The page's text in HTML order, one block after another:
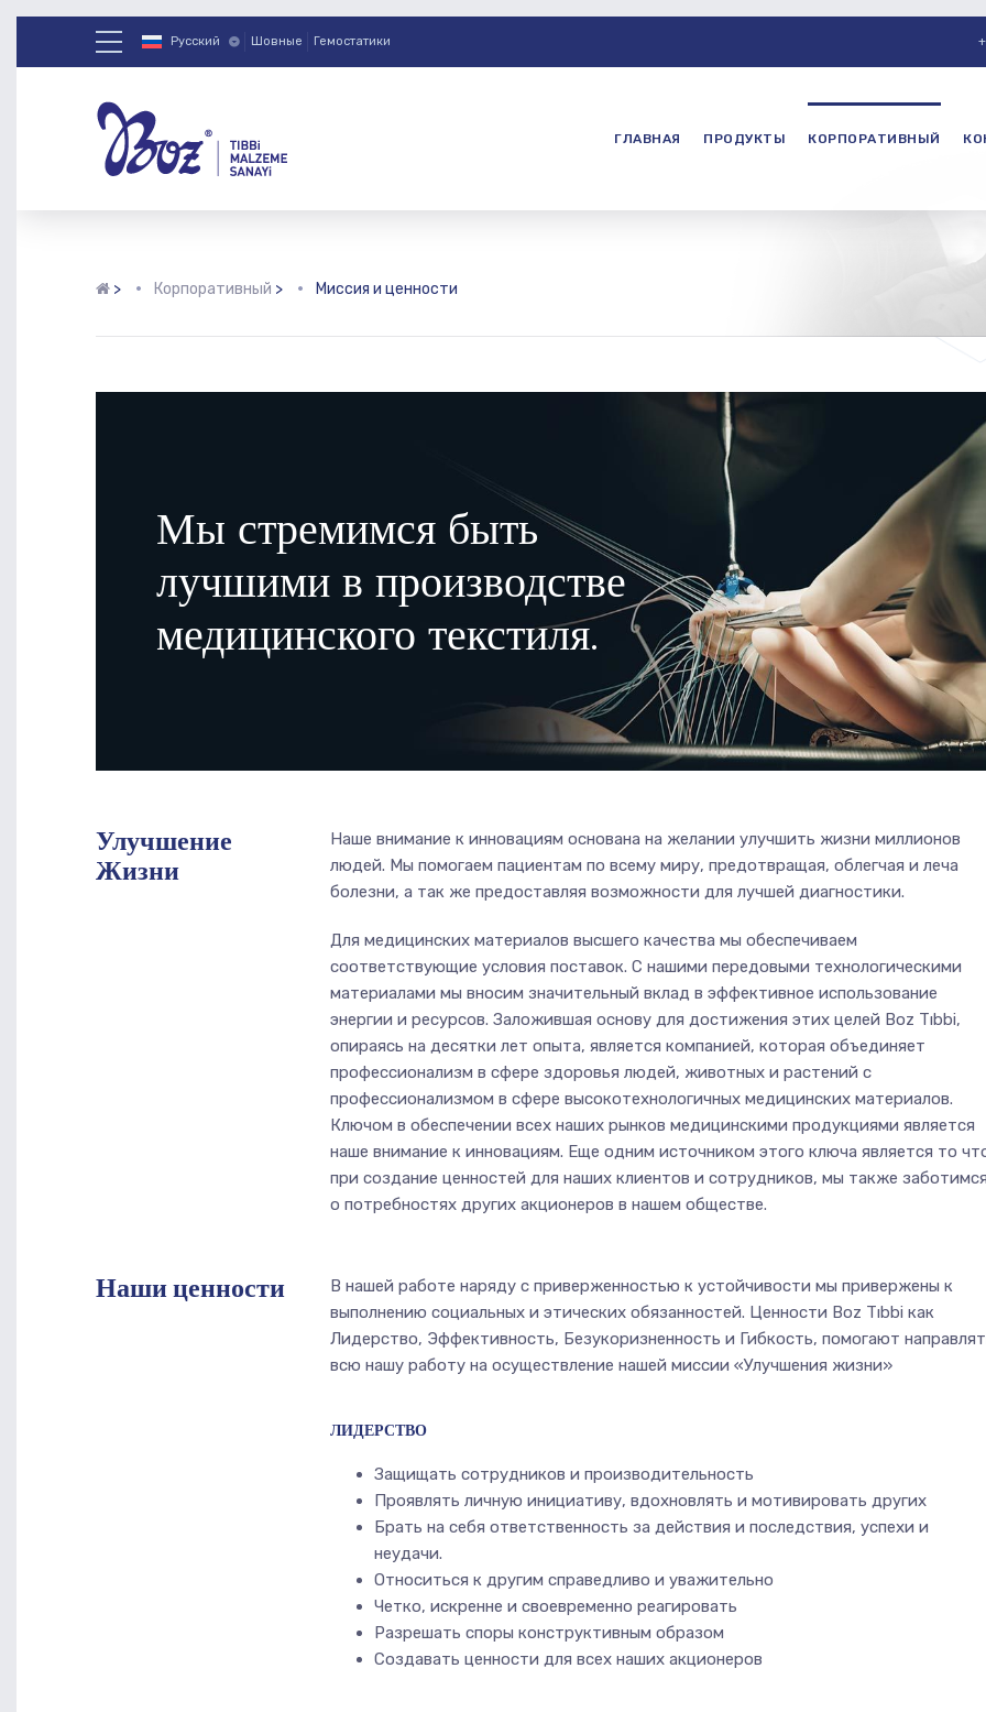
Русский Шовные Гемостатики
ГЛАВНАЯ ПРОДУКТЫ КОРПОРАТИВНЫЙ
> Корпоративный > Миссия и ценности
Мы стремимся быть
лучшими в производстве
медицинского текстиля.
Улучшение
Жизни
Наше внимание к инновациям основана на желании улучшить жизни миллионов
людей. Мы помогаем пациентам по всему миру, предотвращая, облегчая и леча
болезни, а так же предоставляя возможности для лучшей диагностики.
Для медицинских материалов высшего качества мы обеспечиваем
соответствующие условия поставок. С нашими передовыми технологическими
материалами мы вносим значительный вклад в эффективное использование
энергии и ресурсов. Заложившая основу для достижения этих целей Boz Tıbbi,
опираясь на десятки лет опыта, является компанией, которая объединяет
профессионализм в сфере здоровья людей, животных и растений с
профессионализмом в сфере высокотехнологичных медицинских материалов.
Ключом в обеспечении всех наших рынков медицинскими продукциями является
наше внимание к инновациям. Еще одним источником этого ключа является то
при создание ценностей для наших клиентов и сотрудников, мы также заботимся
о потребностях других акционеров в нашем обществе.
Наши ценности
В нашей работе наряду с приверженностью к устойчивости мы привержены к
выполнению социальных и этических обязанностей. Ценности Boz Tıbbi как
Лидерство, Эффективность, Безукоризненность и Гибкость, помогают
всю нашу работу на осуществление нашей миссии «Улучшения жизни»
ЛИДЕРСТВО
Защищать сотрудников и производительность
Проявлять личную инициативу, вдохновлять и мотивировать других
Брать на себя ответственность за действия и последствия, успехи и
неудачи.
Относиться к другим справедливо и уважительно
Четко, искренне и своевременно реагировать
Разрешать споры конструктивным образом
Создавать ценности для всех наших акционеров